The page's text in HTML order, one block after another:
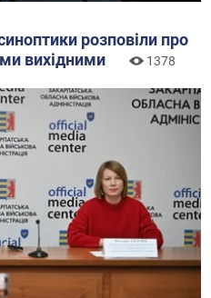
розповіли про
вихідними
1378